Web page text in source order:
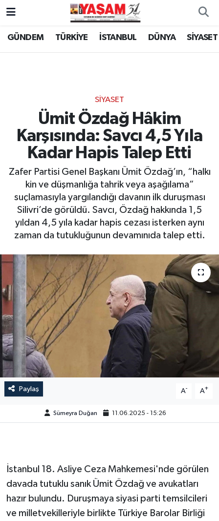
GÜNDEM TÜRKİYE İSTANBUL DÜNYA SİYASET
SİYASET
Ümit Özdağ Hâkim
Karşısında: Savcı 4,5 Yıla
Kadar Hapis Talep Etti
Zafer Partisi Genel Başkanı Ümit Özdağ’ın, “halkı
kin ve düşmanlığa tahrik veya aşağılama”
suçlamasıyla yargılandığı davanın ilk duruşması
Silivri’de görüldü. Savcı, Özdağ hakkında 1,5
yıldan 4,5 yıla kadar hapis cezası isterken aynı
zaman da tutukluğunun devamınıda talep etti.
Paylaş A- A+
Sümeyra Duğan 11.06.2025 - 15:26
İstanbul 18. Asliye Ceza Mahkemesi'nde görülen
davada tutuklu sanık Ümit Özdağ ve avukatları
hazır bulundu. Duruşmaya siyasi parti temsilcileri
ve milletvekilleriyle birlikte Türkiye Barolar Birliği